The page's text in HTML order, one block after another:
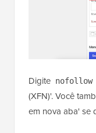
Digite nofollow
(XFN)'. Você
em nova aba' se